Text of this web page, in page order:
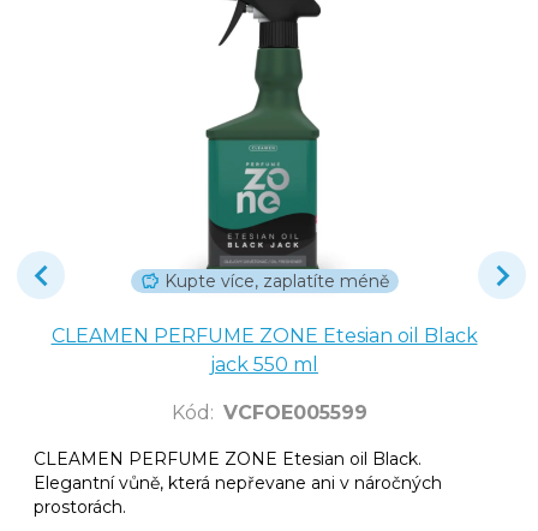
Kupte více, zaplatíte méně
CLEAMEN PERFUME ZONE Etesian oil Black
jack 550 ml
Kód : VCFOE005599
CLEAMEN PERFUME ZONE Etesian oil Black.
Elegantní vůně, která nepřevane ani v náročných
prostorách.